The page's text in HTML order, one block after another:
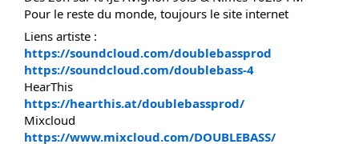
Pour le reste du monde, toujours le site internet
Liens artiste :
https://soundcloud.com/doublebassprod
https://soundcloud.com/doublebass-4
HearThis
https://hearthis.at/doublebassprod/
Mixcloud
https://www.mixcloud.com/DOUBLEBASS/